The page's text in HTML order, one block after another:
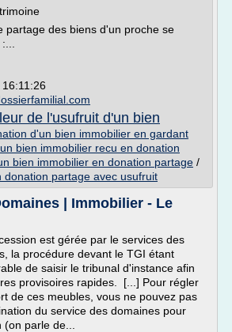
partage des biens d'un proche se
de l'usufruit d'un bien
d'un bien immobilier en gardant
bien immobilier recu en donation
bien immobilier en donation partage /
donation partage avec usufruit
| Immobilier - Le
est gérée par le services des
la procédure devant le TGI étant
de saisir le tribunal d'instance afin
provisoires rapides. [...] Pour régler
de ces meubles, vous ne pouvez pas
du service des domaines pour
parle de...